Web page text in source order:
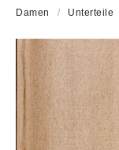
Damen Unterteile